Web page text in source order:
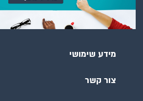
מידע שימושי
צור קשר